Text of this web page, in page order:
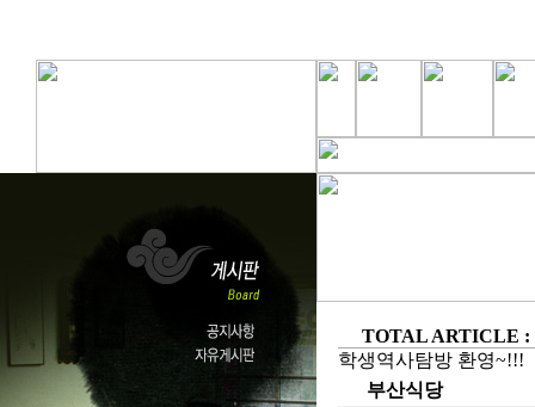
TOTAL ARTICLE :
학생역사탐방 환영~!!!
부산식당